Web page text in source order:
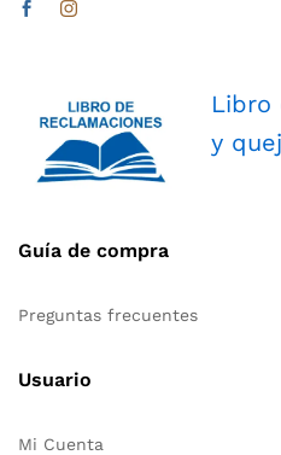
Libro
y
Guía de compra
Preguntas frecuentes
Usuario
Mi Cuenta